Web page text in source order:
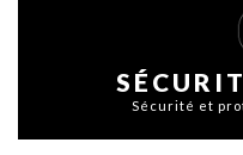
Sécurité et